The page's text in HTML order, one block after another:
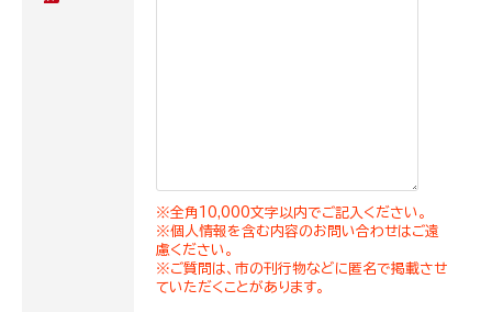
※全角10,000文字以内でご記入ください。
※個人情報を含む内容のお問い合わせはご遠
慮ください。
※ご質問は、市の刊行物などに匿名で掲載させ
ていただくことがあります。